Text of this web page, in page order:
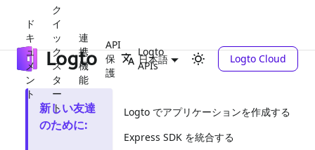
ド
キ
ュ
メ
ン
ト
ク
イ
ッ
ク
ス
タ
ー
ト
連
携
機
能
API
保
護
Logto
APIs
日本語 Logto Cloud
新しい友達
のために:
Logto でアプリケーションを作成する
Express SDK を統合する